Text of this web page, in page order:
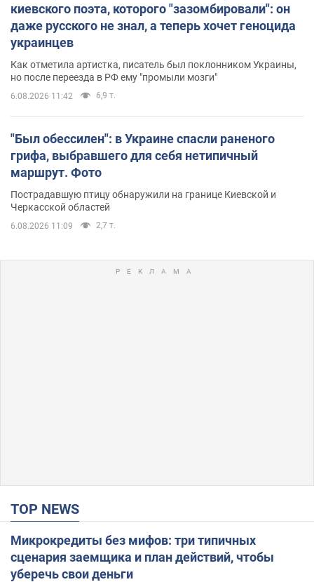
киевского поэта, которого "зазомбировали": он
даже русского не знал, а теперь хочет геноцида
украинцев
Как отметила артистка, писатель был поклонником Украины,
но после переезда в РФ ему "промыли мозги"
6.08.2026 11:42 6,9 т.
"Был обессилен": в Украине спасли раненого
грифа, выбравшего для себя нетипичный
маршрут. Фото
Пострадавшую птицу обнаружили на границе Киевской и
Черкасской областей
6.08.2026 11:09 2,7 т.
TOP NEWS
Микрокредиты без мифов: три типичных
сценария заемщика и план действий, чтобы
уберечь свои деньги